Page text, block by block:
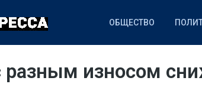
ОБЩЕСТВО
КУЛЬТУРА НАУКА СПОРТ IT
износом